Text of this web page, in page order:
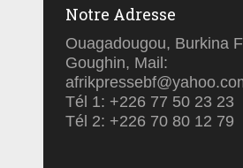
Notre Adresse
Ouagadougou, Burkina
Goughin, Mail:
Tél 1: +226 77 50 23 23
Tél 2: +226 70 80 12 79